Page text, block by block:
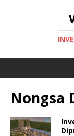
Nongsa